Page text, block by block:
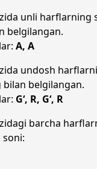
unli harflarning
belgilangan.
A, A
undosh
bilan belgilangan.
G‘, R, G‘, R
barcha
soni: